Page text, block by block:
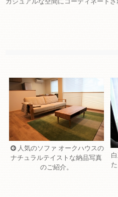
人気のソファ オークハウスの
ナチュラルテイストな納品写真
のご紹介。